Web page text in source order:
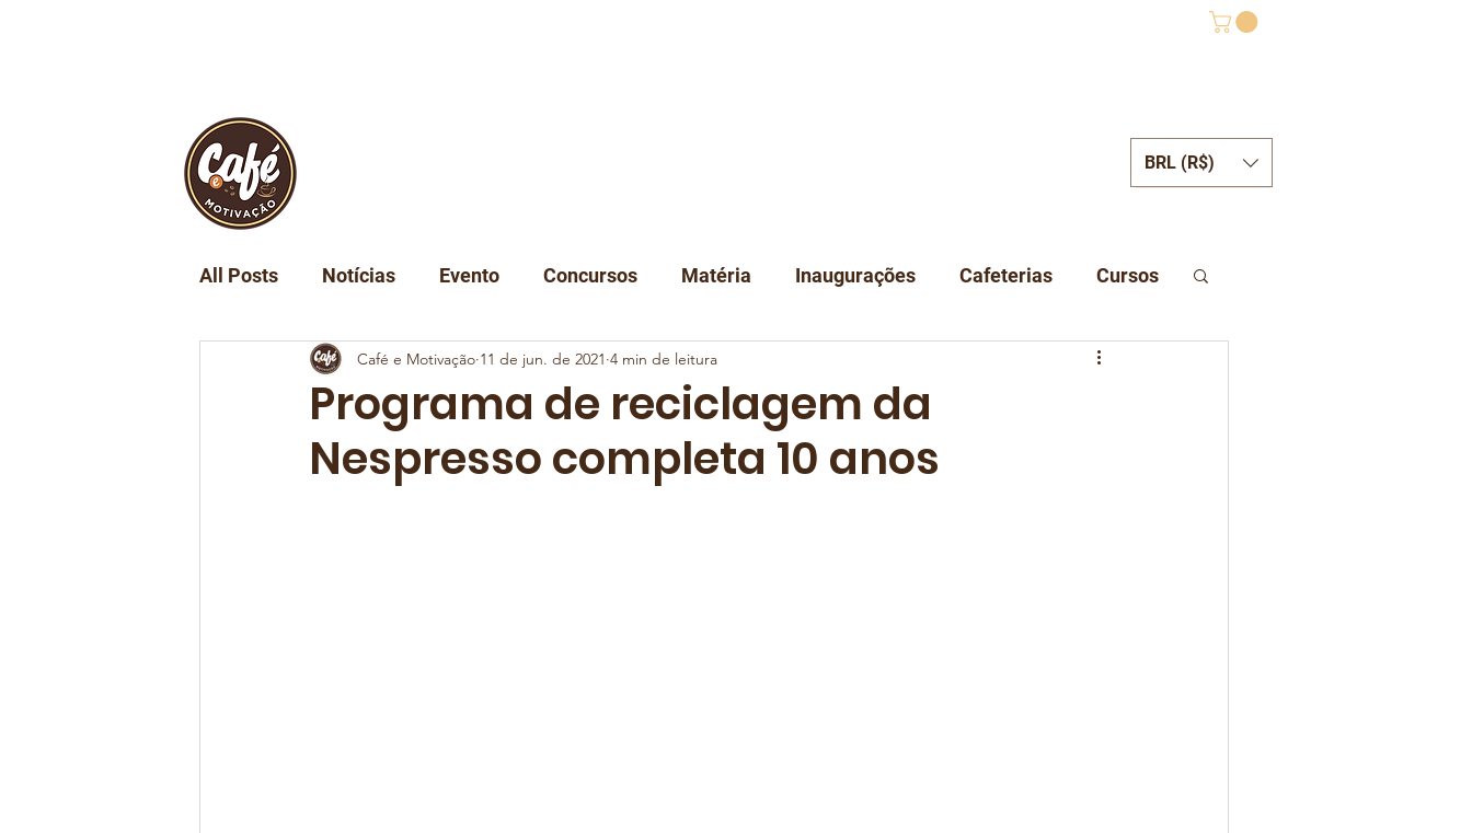
BRL (R$)
All Posts Notícias Evento Concursos Matéria Inaugurações Cafeterias Cursos
Turismo Tecnologia Classificação Instituições
Programa de reciclagem da
Nespresso completa 10 anos
Café e Motivação 11 de jun. de 2021 4 min de leitura